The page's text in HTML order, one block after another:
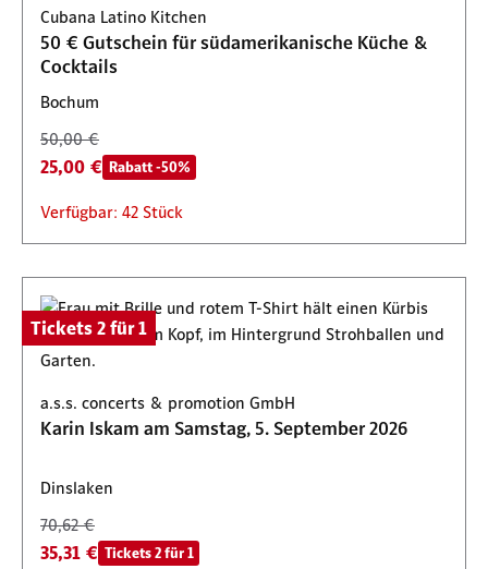
Verfügbar: 28 Stück
Cubana Latino Kitchen
50 € Gutschein für südamerikanische Küche &
Cocktails
Bochum
50,00 €
25,00 € Rabatt -50%
Verfügbar: 42 Stück
Tickets 2 für 1
a.s.s. concerts & promotion GmbH
Karin Iskam am Samstag, 5. September 2026
Dinslaken
70,62 €
35,31 € Tickets 2 für 1